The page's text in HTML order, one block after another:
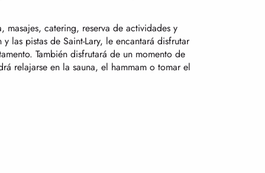
masajes, catering, reserva de actividades y
las pistas de Saint-Lary, le encantará disfrutar
También disfrutará de un momento de
relajarse en la sauna, el hammam o tomar el